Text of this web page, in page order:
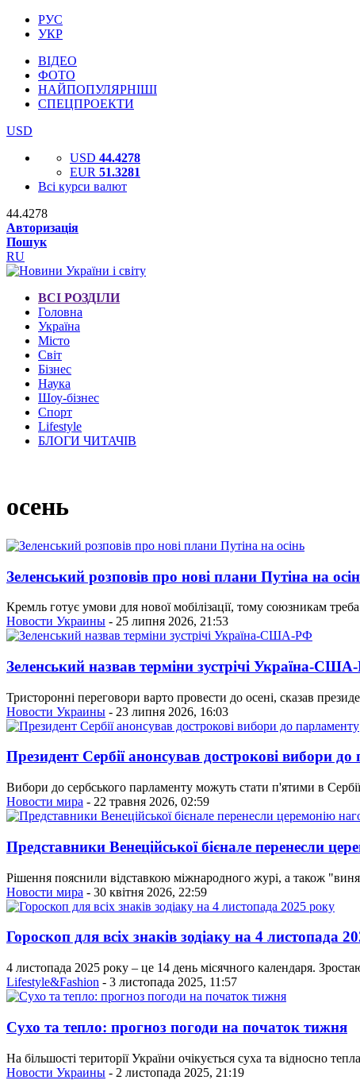
РУС
УКР
ВІДЕО
ФОТО
НАЙПОПУЛЯРНІШІ
СПЕЦПРОЕКТИ
USD
USD 44.4278
EUR 51.3281
Всі курси валют
44.4278
Авторизація
Пошук
RU
ВСІ РОЗДІЛИ
Головна
Україна
Місто
Світ
Бізнес
Наука
Шоу-бізнес
Спорт
Lifestyle
БЛОГИ ЧИТАЧІВ
осень
Зеленський розповів про нові плани Путіна на
Кремль готує умови для нової мобілізації, тому союзникам
Новости Украины - 25 липня 2026, 21:53
Зеленський назвав терміни зустрічі Україна-
Тристоронні переговори варто провести до осені, сказав
Новости Украины - 23 липня 2026, 16:03
Президент Сербії анонсував дострокові вибори
Вибори до сербського парламенту можуть стати п'ятими в
Новости мира - 22 травня 2026, 02:59
Представники Венеційської бієнале перенесли
Рішення пояснили відставкою міжнародного журі, а також
Новости мира - 30 квітня 2026, 22:59
Гороскоп для всіх знаків зодіаку на 4 листопада
4 листопада 2025 року – це 14 день місячного календаря.
Lifestyle&Fashion - 3 листопада 2025, 11:57
Сухо та тепло: прогноз погоди на початок тижня
На більшості території України очікується суха та відносно
Новости Украины - 2 листопада 2025, 21:19